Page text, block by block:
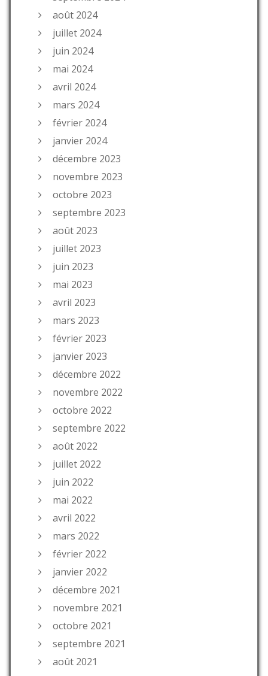
août 2024
juillet 2024
juin 2024
mai 2024
avril 2024
mars 2024
février 2024
janvier 2024
décembre 2023
novembre 2023
octobre 2023
septembre 2023
août 2023
juillet 2023
juin 2023
mai 2023
avril 2023
mars 2023
février 2023
janvier 2023
décembre 2022
novembre 2022
octobre 2022
septembre 2022
août 2022
juillet 2022
juin 2022
mai 2022
avril 2022
mars 2022
février 2022
janvier 2022
décembre 2021
novembre 2021
octobre 2021
septembre 2021
août 2021